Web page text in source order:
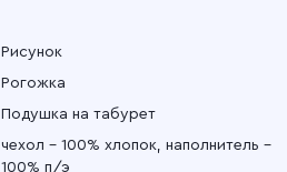
Рисунок
Рогожка
Подушка на табурет
чехол - 100% хлопок, наполнитель -
100% п/э